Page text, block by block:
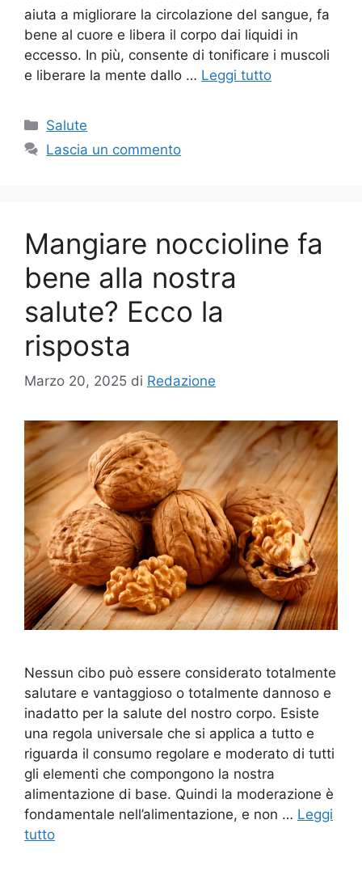
aiuta a migliorare la circolazione del sangue, fa
bene al cuore e libera il corpo dai liquidi in
eccesso. In più, consente di tonificare i muscoli
e liberare la mente dallo … Leggi tutto
Categorie
Salute
Lascia un commento
Mangiare noccioline fa
bene alla nostra
salute? Ecco la
risposta
Marzo 20, 2025 di Redazione
Nessun cibo può essere considerato totalmente
salutare e vantaggioso o totalmente dannoso e
inadatto per la salute del nostro corpo. Esiste
una regola universale che si applica a tutto e
riguarda il consumo regolare e moderato di tutti
gli elementi che compongono la nostra
alimentazione di base. Quindi la moderazione è
fondamentale nell’alimentazione, e non … Leggi
tutto